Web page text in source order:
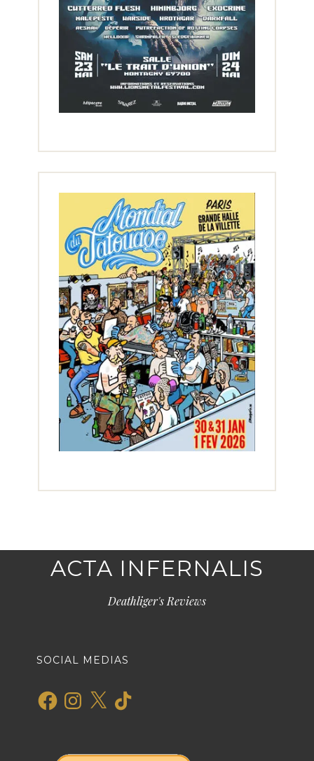
ACTA INFERNALIS
Deathliger's Reviews
SOCIAL MEDIAS
FacebookInstagram
X TikTok